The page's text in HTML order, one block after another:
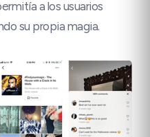
a los usuarios
su propia magia.